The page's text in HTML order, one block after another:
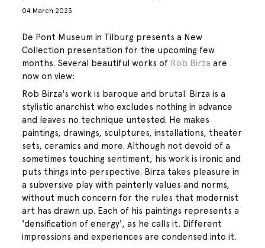
04 March 2023
De Pont Museum in Tilburg presents a New
Collection presentation for the upcoming few
months. Several beautiful works of Rob Birza are
now on view:
Rob Birza's work is baroque and brutal. Birza is a
stylistic anarchist who excludes nothing in advance
and leaves no technique untested. He makes
paintings, drawings, sculptures, installations, theater
sets, ceramics and more. Although not devoid of a
sometimes touching sentiment, his work is ironic and
puts things into perspective. Birza takes pleasure in
a subversive play with painterly values and norms,
without much concern for the rules that modernist
art has drawn up. Each of his paintings represents a
'densification of energy', as he calls it. Different
impressions and experiences are condensed into it.